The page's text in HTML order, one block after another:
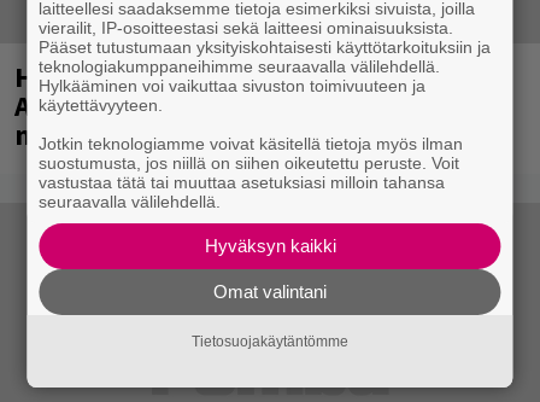
Huomenna se ilmestyy – CMX:stä tutun
A.W. Yrjänän uutuusalbumi om
mammuttimainen kokonaisuus
laitteellesi saadaksemme tietoja esimerkiksi sivuista, joilla
vierailit, IP-osoitteestasi sekä laitteesi ominaisuuksista.
Pääset tutustumaan yksityiskohtaisesti käyttötarkoituksiin ja
teknologiakumppaneihimme seuraavalla välilehdellä.
Hylkääminen voi vaikuttaa sivuston toimivuuteen ja
käytettävyyteen.
Jotkin teknologiamme voivat käsitellä tietoja myös ilman
suostumusta, jos niillä on siihen oikeutettu peruste. Voit
vastustaa tätä tai muuttaa asetuksiasi milloin tahansa
seuraavalla välilehdellä.
Hyväksyn kaikki
Omat valintani
Tietosuojakäytäntömme